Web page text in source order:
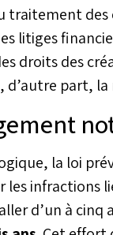
traitement
litiges
droits des
d’autre part, la
la loi
les infractions
d’un à